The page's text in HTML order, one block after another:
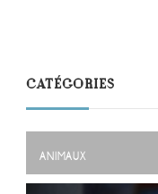
CATÉGORIES
ANIMAUX